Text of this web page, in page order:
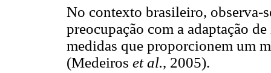
No contexto brasileiro, observa-
preocupação com a adaptação
medidas que proporcionem um
(Medeiros et al., 2005).